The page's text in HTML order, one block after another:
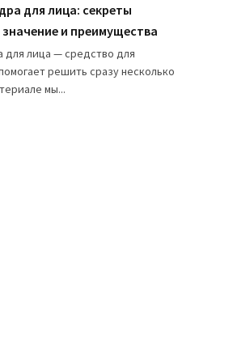
для лица: секреты
и преимущества
лица — средство для
решить сразу несколько
мы...